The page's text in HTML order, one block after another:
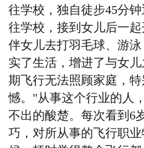
往学校，独自徒步45分
往学校，接到女儿后一
伴女儿去打羽毛球、游
实了生活，增进了与女
期飞行无法照顾家庭，
憾。"从事这个行业的人
不出的酸楚。每次看到6
巧，对所从事的飞行职